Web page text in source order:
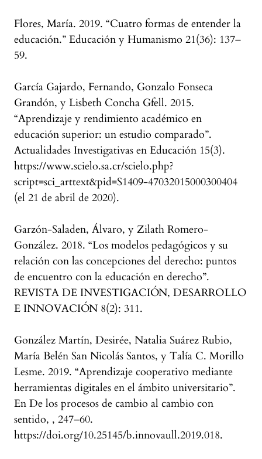
Flores, María. 2019. “Cuatro formas de entender la
educación.” Educación y Humanismo 21(36): 137–
59.
García Gajardo, Fernando, Gonzalo Fonseca
Grandón, y Lisbeth Concha Gfell. 2015.
“Aprendizaje y rendimiento académico en
educación superior: un estudio comparado”.
Actualidades Investigativas en Educación 15(3).
https://www.scielo.sa.cr/scielo.php?
script=sci_arttext&pid=S1409-47032015000300404
(el 21 de abril de 2020).
Garzón-Saladen, Álvaro, y Zilath Romero-
González. 2018. “Los modelos pedagógicos y su
relación con las concepciones del derecho: puntos
de encuentro con la educación en derecho”.
REVISTA DE INVESTIGACIÓN, DESARROLLO
E INNOVACIÓN 8(2): 311.
González Martín, Desirée, Natalia Suárez Rubio,
María Belén San Nicolás Santos, y Talía C. Morillo
Lesme. 2019. “Aprendizaje cooperativo mediante
herramientas digitales en el ámbito universitario”.
En De los procesos de cambio al cambio con
sentido, , 247–60.
https://doi.org/10.25145/b.innovaull.2019.018.